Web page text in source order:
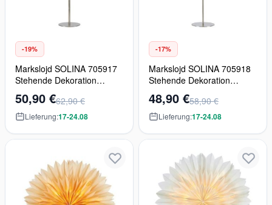
-19%
Markslojd SOLINA 705917
Stehende Dekoration
1x40W/E14 IP20
50,90 €62,90 €
Lieferung:17-24.08
-17%
Markslojd SOLINA 705918
Stehende Dekoration
1x6W/E14 IP20
48,90 €58,90 €
Lieferung:17-24.08